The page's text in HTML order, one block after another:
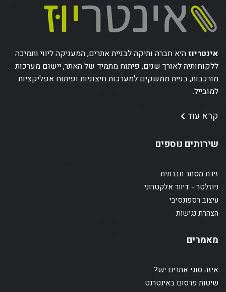
אינטריוז היא חברה ותיקה לבניית אתרים, המעניקה ליווי ותמיכה
ללקוחותיה לאורך שנים, פיתוח מתמיד של האתר, יישום מערכות
מורכבות, בניית ממשקים למערכות חיצוניות ופיתוח אפליקציות
למובייל.
קרא עוד
שירותים נוספים
זירת מסחר חברתית
ניוזלטר - דיוור אלקטרוני
עיצוב רספונסיבי
הצהרת נגישות
מאמרים
איזה סוגי אתרים יש?
שיטות פרסום באינטרנט